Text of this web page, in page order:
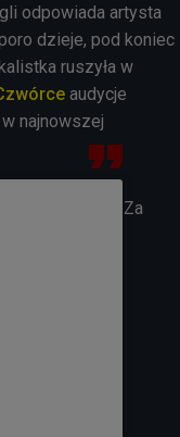
odpowiada artysta
dzieje, pod koniec
ruszyła w
audycje
najnowszej
Za